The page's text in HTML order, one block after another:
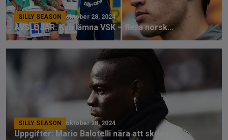
SILLY SEASON oktober 28, 2024
AVSLÖJAR: Kan lämna VSK – flera norska bud
SILLY SEASON oktober 28, 2024